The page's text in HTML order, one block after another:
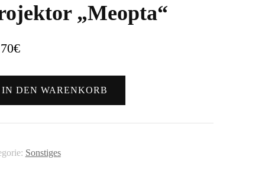
„Meopta“
€
IN DEN WARENKORB
Sonstiges